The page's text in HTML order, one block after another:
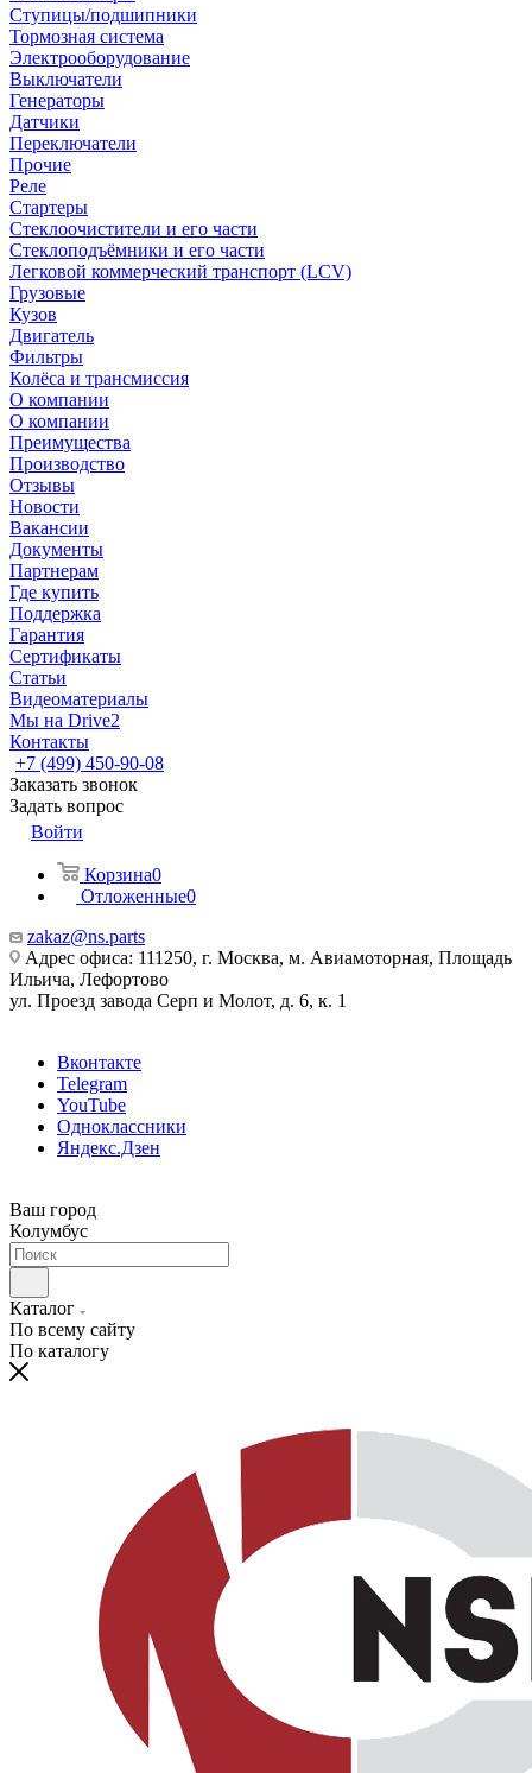
Ступицы/подшипники
Тормозная система
Электрооборудование
Выключатели
Генераторы
Датчики
Переключатели
Прочие
Реле
Стартеры
Стеклоочистители и его части
Стеклоподъёмники и его части
Легковой коммерческий транспорт (LCV)
Грузовые
Кузов
Двигатель
Фильтры
Колёса и трансмиссия
О компании
О компании
Преимущества
Производство
Отзывы
Новости
Вакансии
Документы
Партнерам
Где купить
Поддержка
Гарантия
Сертификаты
Статьи
Видеоматериалы
Мы на Drive2
Контакты
+7 (499) 450-90-08
Заказать звонок
Задать вопрос
Войти
Корзина0
Отложенные0
zakaz@ns.parts
Адрес офиса: 111250, г. Москва, м. Авиамоторная, Площадь
Ильича, Лефортово
ул. Проезд завода Серп и Молот, д. 6, к. 1
Вконтакте
Telegram
YouTube
Одноклассники
Яндекс.Дзен
Ваш город
Колумбус
Каталог
По всему сайту
По каталогу